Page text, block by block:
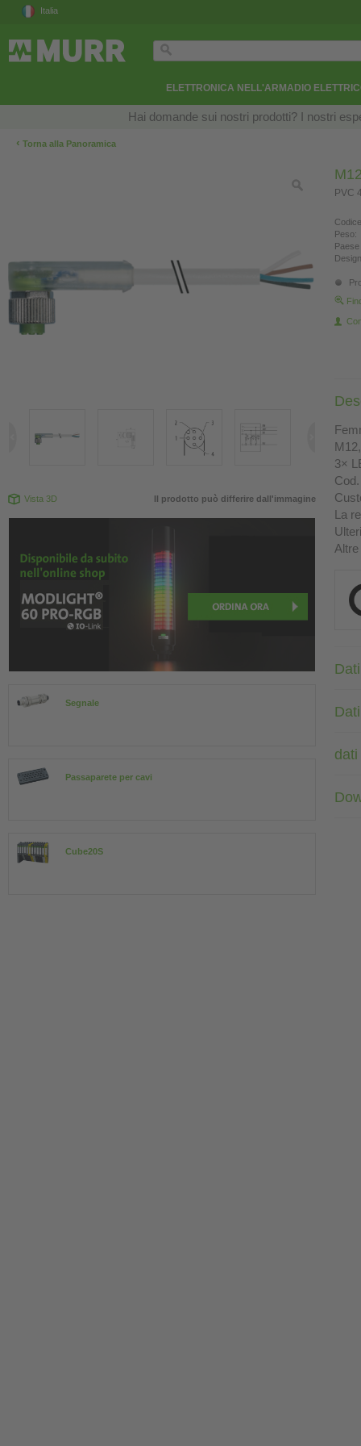
Italia
ELETTRONICA NELL'ARMADIO
Hai domande sui nostri prodotti? I nostri
‹ Torna alla Panoramica
Vista 3D Il prodotto può differire dall'immagine
Segnale
Passaparete per cavi
Cube20S
PVC
Peso:
3×
La